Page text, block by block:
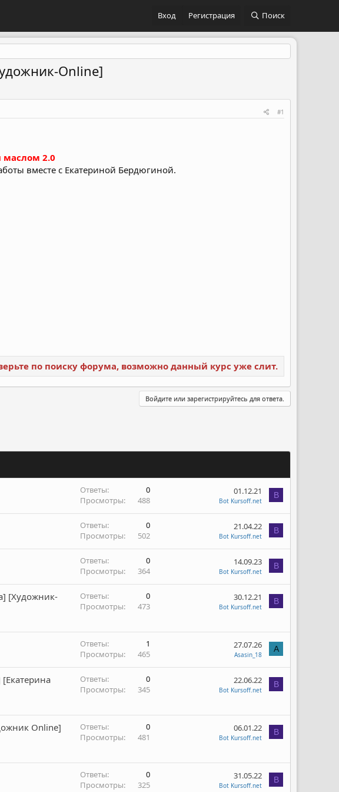
Вход Регистрация Поиск
Online]
#1
2.0
вместе с Екатериной Бердюгиной.
по поиску форума, возможно данный курс уже слит.
Войдите или зарегистрируйтесь для ответа.
Ответы
0
Просмотры
488
01.12.21
Bot Kursoff.net
B
Ответы
0
Просмотры
502
21.04.22
Bot Kursoff.net
B
Ответы
0
Просмотры
364
14.09.23
Bot Kursoff.net
B
[Художник-
Ответы
0
Просмотры
473
30.12.21
Bot Kursoff.net
B
Ответы
1
Просмотры
465
27.07.26
Asasin_18
A
Ответы
0
Просмотры
345
22.06.22
Bot Kursoff.net
B
Online]
Ответы
0
Просмотры
481
06.01.22
Bot Kursoff.net
B
Ответы
0
Просмотры
325
31.05.22
Bot Kursoff.net
B